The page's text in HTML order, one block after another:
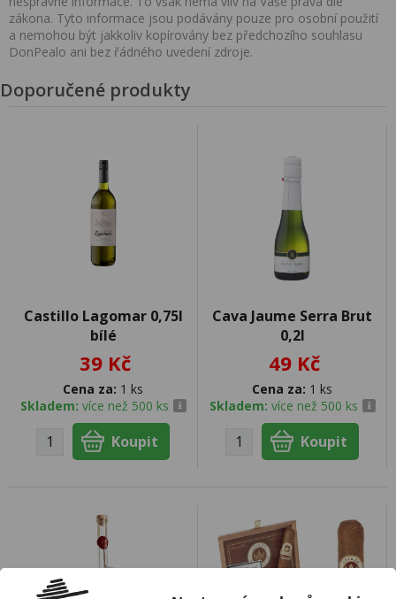
zákona. Tyto informace jsou podávány pouze pro osobní použití
a nemohou být jakkoliv kopírovány bez předchozího souhlasu
DonPealo ani bez řádného uvedení zdroje.
Doporučené produkty
Castillo Lagomar 0,75l
bílé
39 Kč
Cena za: 1 ks
Skladem: více než 500 ks
Cava Jaume Serra Brut
0,2l
49 Kč
Cena za: 1 ks
Skladem: více než 500 ks